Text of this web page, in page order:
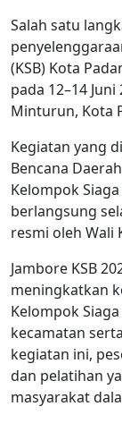
Salah satu
(KSB) Kota
pada 12–14
Minturun, Kota
Kegiatan yang
Bencana
Kelompok
berlangsung
resmi oleh Wali
Jambore KSB
meningkatkan
Kelompok
kecamatan
kegiatan ini,
dan pelatihan
masyarakat